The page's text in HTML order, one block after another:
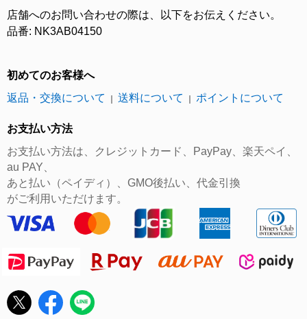
店舗へのお問い合わせの際は、以下をお伝えください。
品番: NK3AB04150
初めてのお客様へ
返品・交換について
｜ 送料について ｜ ポイントについて
お支払い方法
お支払い方法は、クレジットカード、PayPay、楽天ペイ、
au PAY、
あと払い（ペイディ）、GMO後払い、代金引換
がご利用いただけます。